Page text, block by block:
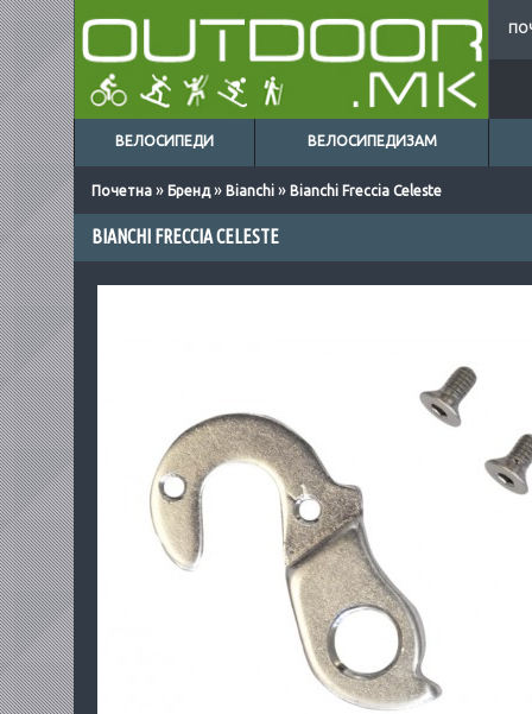
ВЕЛОСИПЕДИ ВЕЛОСИПЕДИЗАМ
Почетна » Бренд» Bianchi » Bianchi Freccia Celeste
BIANCHI FRECCIA CELESTE